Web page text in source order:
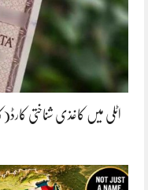
اٹلی میں کاغذی شناختی